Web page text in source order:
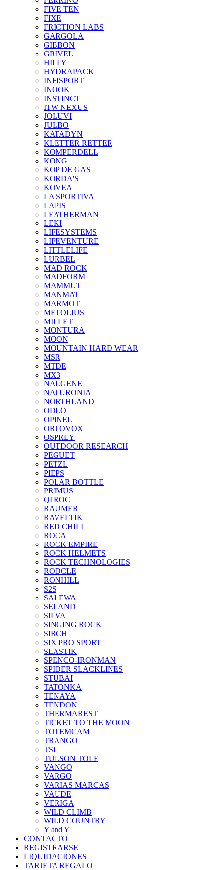
FIVE TEN
FIXE
FRICTION LABS
GARGOLA
GIBBON
GRIVEL
HILLY
HYDRAPACK
INFISPORT
INOOK
INSTINCT
ITW NEXUS
JOLUVI
JULBO
KATADYN
KLETTER RETTER
KOMPERDELL
KONG
KOP DE GAS
KORDA'S
KOVEA
LA SPORTIVA
LAPIS
LEATHERMAN
LEKI
LIFESYSTEMS
LIFEVENTURE
LITTLELIFE
LURBEL
MAD ROCK
MADFORM
MAMMUT
MANMAT
MARMOT
METOLIUS
MILLET
MONTURA
MOON
MOUNTAIN HARD WEAR
MSR
MTDE
MX3
NALGENE
NATURONIA
NORTHLAND
ODLO
OPINEL
ORTOVOX
OSPREY
OUTDOOR RESEARCH
PEGUET
PETZL
PIEPS
POLAR BOTTLE
PRIMUS
QI'ROC
RAUMER
RAVELTIK
RED CHILI
ROCA
ROCK EMPIRE
ROCK HELMETS
ROCK TECHNOLOGIES
RODCLE
RONHILL
S2S
SALEWA
SELAND
SILVA
SINGING ROCK
SIRCH
SIX PRO SPORT
SLASTIK
SPENCO-IRONMAN
SPIDER SLACKLINES
STUBAI
TATONKA
TENAYA
TENDON
THERMAREST
TICKET TO THE MOON
TOTEMCAM
TRANGO
TSL
TULSON TOLF
VANGO
VARGO
VARIAS MARCAS
VAUDE
VERIGA
WILD CLIMB
WILD COUNTRY
Y and Y
CONTACTO
REGISTRARSE
LIQUIDACIONES
TARJETA REGALO